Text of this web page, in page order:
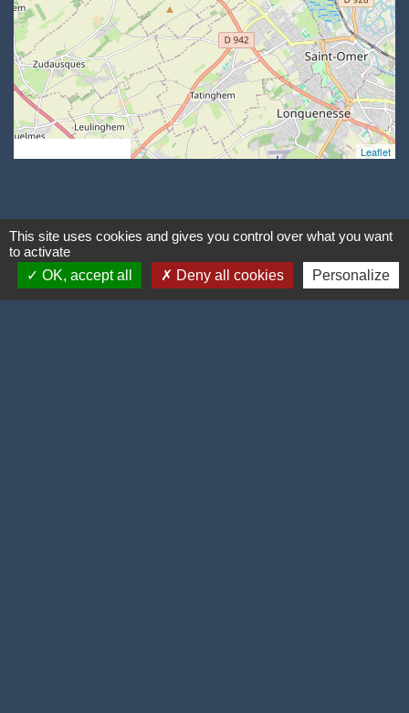
Leaflet
Contacts
Mairie de Tilques
This site uses cookies and gives you control over what you want
to activate
OK, accept all
Deny all cookies Personalize